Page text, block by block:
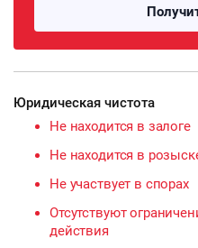
Юридическая чистота
Не находится в залоге
Не находится в
Не участвует в спорах
Отсутствуют
действия